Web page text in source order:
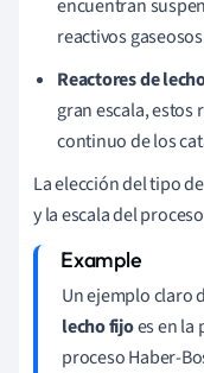
encuentran
reactivos
Reactores de
gran escala,
continuo de los
La elección del tipo
y la escala del
Un ejemplo claro
lecho fijoes en la
proceso Haber-